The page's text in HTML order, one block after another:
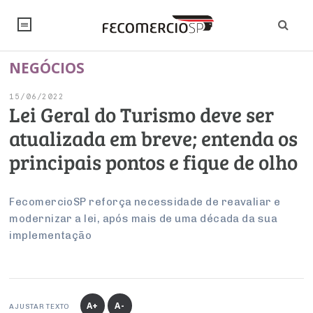
NOTÍCIAS
Editorial
Artigos
Institucional
PROJETOS ESPECIAIS:
UM BRASIL
Economia
Pesquisas
Internacional
Inteligência Artificial
Legislação
Trabalho
Empresas
Negócios
Varejo
ESG
Últimas Notícias
SINDICATOS
PESQUISAS
FALE CONOSCO
INSTITUCIONAL
Sobre
Negociações Coletivas
Conselho de Turismo
Conselho de Emprego e Relações do Trabalho
EMPRESAS
NEGÓCIOS
15/06/2022
Lei Geral do Turismo deve ser
atualizada em breve; entenda os
principais pontos e fique de olho
FecomercioSP reforça necessidade de reavaliar e
modernizar a lei, após mais de uma década da sua
implementação
AJUSTAR TEXTO A+ A-